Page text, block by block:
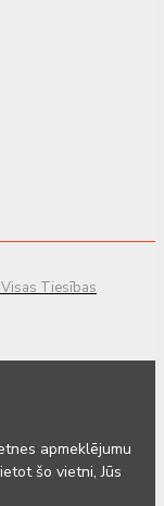
Tiesības
apmeklējumu
šo vietni, Jūs